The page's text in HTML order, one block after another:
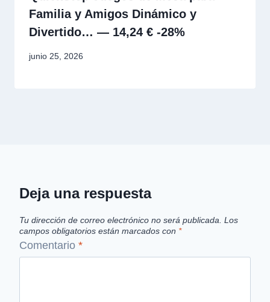
Familia y Amigos Dinámico y
Divertido… — 14,24 € -28%
junio 25, 2026
Deja una respuesta
Tu dirección de correo electrónico no será publicada. Los
campos obligatorios están marcados con *
Comentario *